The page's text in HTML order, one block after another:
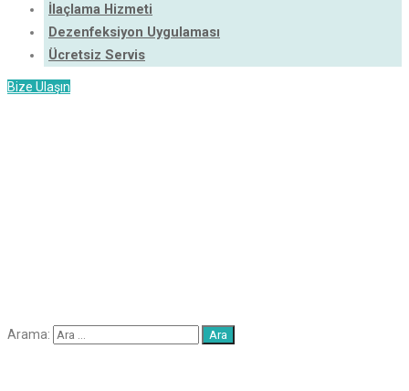
İlaçlama Hizmeti
Dezenfeksiyon Uygulaması
Ücretsiz Servis
Bize Ulaşın
Arama: